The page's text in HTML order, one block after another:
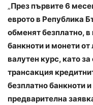
„През първите 6
еврото в Република
обменят безплатно,
банкноти и монети
валутен курс, като
трансакция
безплатно банкноти
предварителна